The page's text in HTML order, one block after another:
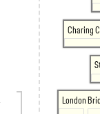
Charing
London